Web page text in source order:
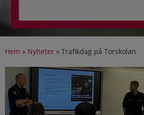
Hem » Nyheter » Trafikdag på Torskolan